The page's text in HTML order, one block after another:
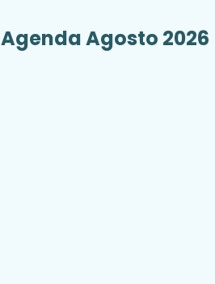
Agenda Agosto 2026